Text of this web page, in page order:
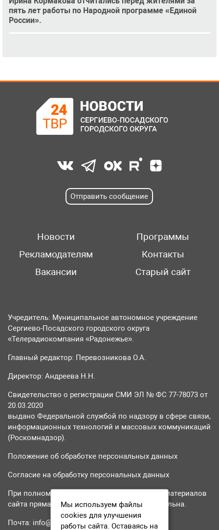
пять лет работы по Народной программе «Единой
России».
Отправить сообщение
Новости
Программы
Рекламодателям
Контакты
Вакансии
Старый сайт
Учредитель: Муниципальное автономное учреждение
Сергиево-Посадского городского округа
«Телерадиокомпания «Радонежье».
Главный редактор: Перевозникова О.А.
Директор: Андреева Н.Н.
Свидетельство о регистрации СМИ ЭЛ № ФС 77-78073 от
20.03.2020
выдано Федеральной службой по надзору в сфере связи,
информационных технологий и массовых коммуникаций
(Роскомнадзор).
Положение об обработке персональных данных
Согласие на обработку персональных данных
При полном или частичном использовании материалов
сайта прямая гиперссылка на tvr24.tv обязательна.
Почта: info@tvr24.tv
Мы используем файлы
cookies для улучшения
работы сайта. Оставаясь на